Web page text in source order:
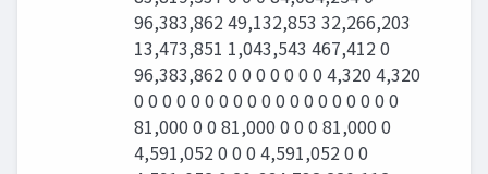
96,383,862 49,132,853 32,266,203
13,473,851 1,043,543 467,412 0
96,383,862 0 0 0 0 0 0 0 4,320 4,320
0 0 0 0 0 0 0 0 0 0 0 0 0 0 0 0 0 0 0
81,000 0 0 81,000 0 0 0 81,000 0
4,591,052 0 0 0 4,591,052 0 0